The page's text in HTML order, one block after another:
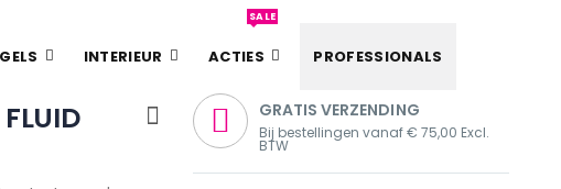
INTERIEUR ACTIES
SALE
PROFESSIONALS
GRATIS VERZENDING
Bij bestellingen vanaf € 75,00 Excl.
BTW